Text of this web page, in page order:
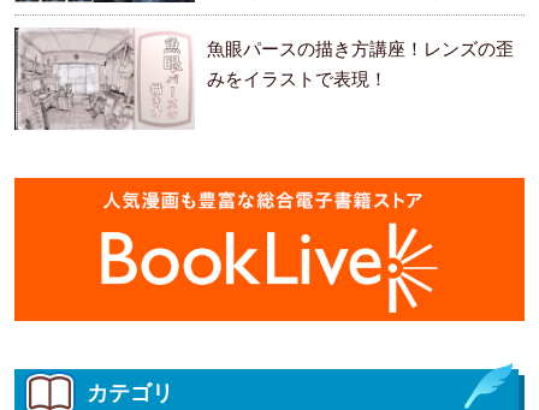
ます。
魚眼パースの描き方講座！レンズの歪
みをイラストで表現！
カテゴリ